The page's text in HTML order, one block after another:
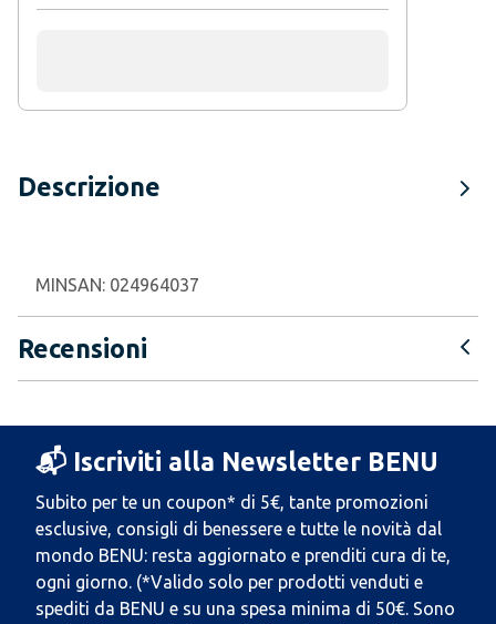
Descrizione
MINSAN: 024964037
Recensioni
📬 Iscriviti alla Newsletter BENU
Subito per te un coupon* di 5€, tante promozioni
esclusive, consigli di benessere e tutte le novità dal
mondo BENU: resta aggiornato e prenditi cura di te,
ogni giorno. (*Valido solo per prodotti venduti e
spediti da BENU e su una spesa minima di 50€. Sono